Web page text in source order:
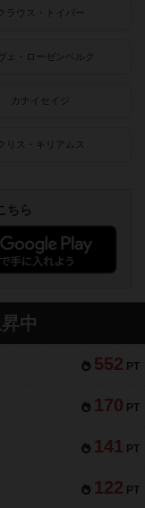
クラウス・トイバー
ェ・ローゼンベルク
カナイセイジ
クリス・キリアムス
ちら
中
552 PT
170 PT
141 PT
122 PT